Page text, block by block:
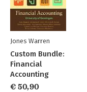
Jones Warren
Custom Bundle:
Financial
Accounting
€ 50,90